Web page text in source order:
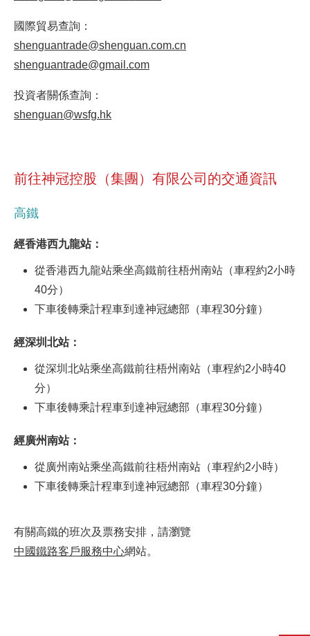
國際貿易查詢：
shenguantrade@shenguan.com.cn
shenguantrade@gmail.com
投資者關係查詢：
shenguan@wsfg.hk
前往神冠控股（集團）有限公司的交通資訊
高鐵
經香港西九龍站：
從香港西九龍站乘坐高鐵前往梧州南站（車程約2小時
40分）
下車後轉乘計程車到達神冠總部（車程30分鐘）
經深圳北站：
從深圳北站乘坐高鐵前往梧州南站（車程約2小時40
分）
下車後轉乘計程車到達神冠總部（車程30分鐘）
經廣州南站：
從廣州南站乘坐高鐵前往梧州南站（車程約2小時）
下車後轉乘計程車到達神冠總部（車程30分鐘）
有關高鐵的班次及票務安排，請瀏覽
中國鐵路客戶服務中心網站。